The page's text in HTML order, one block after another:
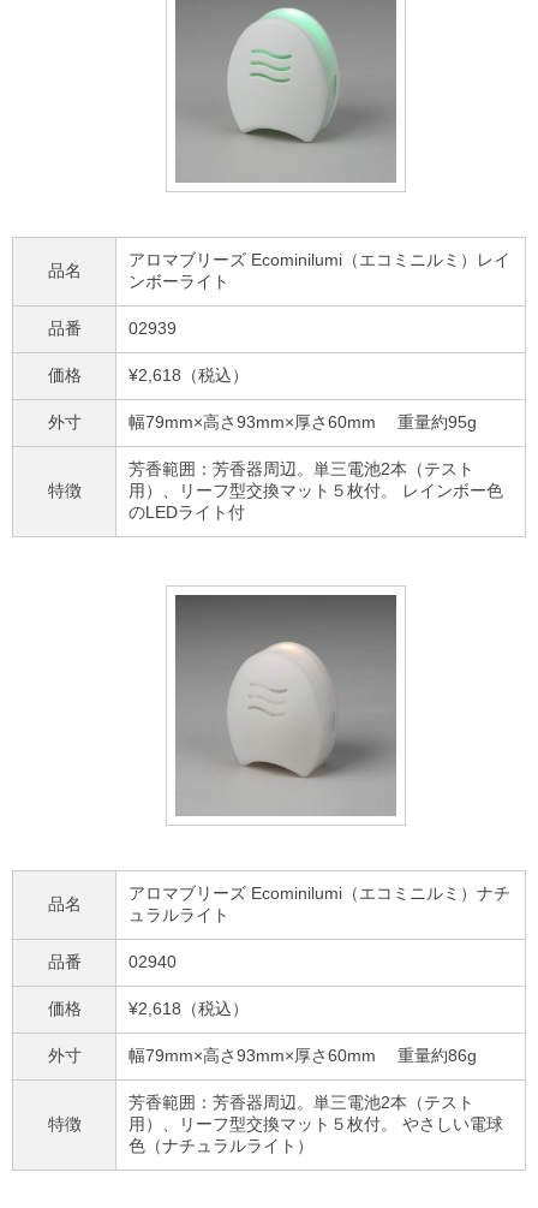
品名
アロマブリーズ Ecominilumi（エコミニルミ）レイ
ンボーライト
品番 02939
価格 ¥2,618（税込）
外寸 幅79mm×高さ93mm×厚さ60mm 重量約95g
特徴
芳香範囲：芳香器周辺。単三電池2本（テスト
用）、リーフ型交換マット５枚付。 レインボー色
のLEDライト付
品名
アロマブリーズ Ecominilumi（エコミニルミ）ナチ
ュラルライト
品番 02940
価格 ¥2,618（税込）
外寸 幅79mm×高さ93mm×厚さ60mm 重量約86g
特徴
芳香範囲：芳香器周辺。単三電池2本（テスト
用）、リーフ型交換マット５枚付。 やさしい電球
色（ナチュラルライト）